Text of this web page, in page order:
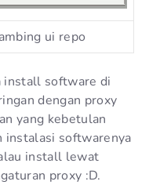
ui repo
install software di
dengan proxy
yang kebetulan
instalasi softwarenya
install lewat
proxy :D.